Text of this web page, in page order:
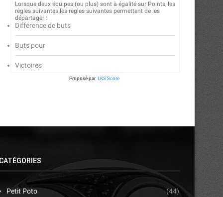
FC San Pedro : cap sur la Tunisie...
24/07/2026
ASEC Mimosas et la soif
transmission
Lorsque deux équipes (ou plus) sont à égalité sur Points, les
règles suivantes les règles suivantes permettent de les
départager :
Différence de buts
Buts pour
Victoires
Proposé par LKS Score
Petit Poto (44)